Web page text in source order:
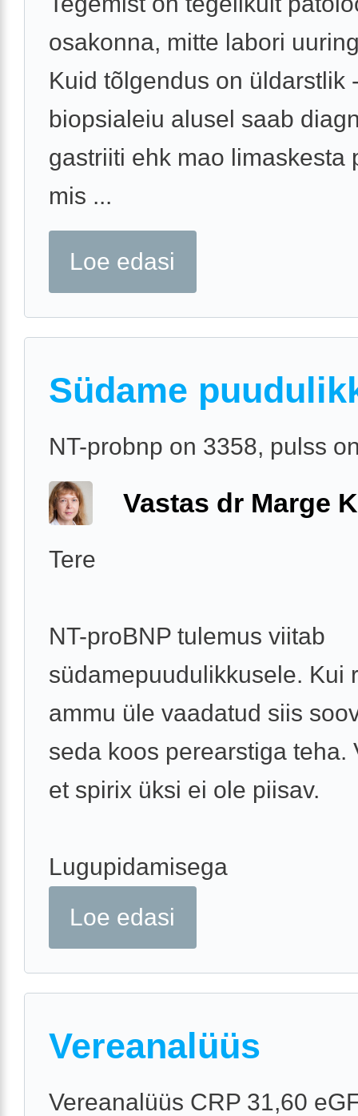
osakonna, mitte labori
Kuid tõlgendus on üldarstlik
biopsialeiu alusel saab
gastriiti ehk mao limaskesta
mis ...
Loe edasi
Südame
NT-probnp on 3358, pulss
Vastas dr Marge
Tere
NT-proBNP tulemus viitab
südamepuudulikkusele. Kui
ammu üle vaadatud siis
seda koos perearstiga teha.
et spirix üksi ei ole piisav.
Lugupidamisega
Loe edasi
Vereanalüüs
Vereanalüüs CRP 31,60